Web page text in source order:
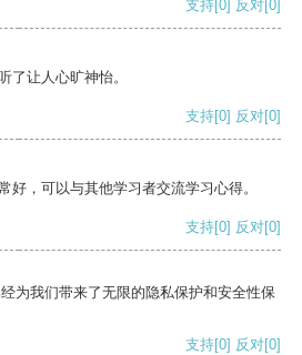
支持 [0] 反对 [0]
了让人心旷神怡。
支持[0] 反对[0]
好，可以与其他学习者交流学习心得。
支持[0] 反对[0]
为我们带来了无限的隐私保护和安全性保
支持[0] 反对[0]